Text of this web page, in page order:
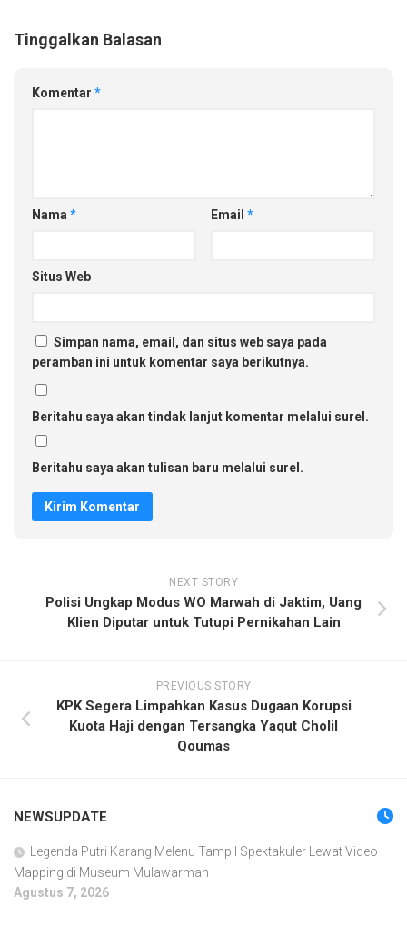
Tinggalkan Balasan
Komentar *
Nama* Email *
Situs Web
Simpan nama, email, dan situs web saya pada
peramban ini untuk komentar saya berikutnya.
Beritahu saya akan tindak lanjut komentar melalui surel.
Beritahu saya akan tulisan baru melalui surel.
NEXT STORY
Polisi Ungkap Modus WO Marwah di Jaktim, Uang
Klien Diputar untuk Tutupi Pernikahan Lain
PREVIOUS STORY
KPK Segera Limpahkan Kasus Dugaan Korupsi
Kuota Haji dengan Tersangka Yaqut Cholil
Qoumas
NEWSUPDATE
Legenda Putri Karang Melenu Tampil Spektakuler Lewat Video
Mapping di Museum Mulawarman
Agustus 7, 2026